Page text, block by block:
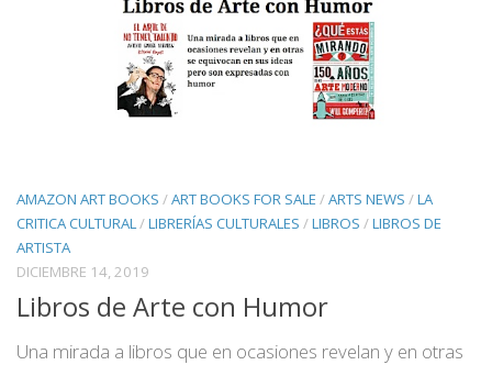
AMAZON ART BOOKS /ART BOOKS FOR SALE /ARTS NEWS /LA
CRITICA CULTURAL/LIBRERÍAS CULTURALES /LIBROS /LIBROS DE
ARTISTA
DICIEMBRE 14, 2019
Libros de Arte con Humor
Una mirada a libros que en ocasiones revelan y en otras